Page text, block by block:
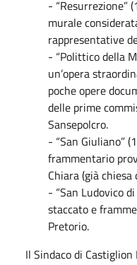
- “Resurrezione”
murale
rappresentative
- “Polittico della
un’opera
poche opere
delle prime
Sansepolcro.
- “San Giuliano”
frammentario
Chiara (già
- “San Ludovico
staccato e
Pretorio.
Il Sindaco di